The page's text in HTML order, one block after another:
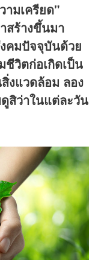
ามเครียด"
สร้างขึ้นมา
คมปัจจุบันด้วย
วิตก่อเกิดเป็น
งแวดล้อม ลอง
สิว่าในแต่ละวัน